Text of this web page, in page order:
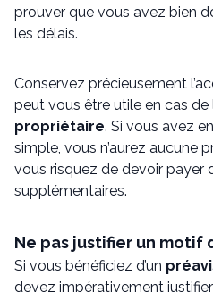
prouver que vous avez bien
les délais.
Conservez précieusement
peut vous être utile en cas
propriétaire. Si vous avez
simple, vous n’aurez aucune
vous risquez de devoir payer
supplémentaires.
Ne pas justifier un motif
Si vous bénéficiez d’un
devez impérativement